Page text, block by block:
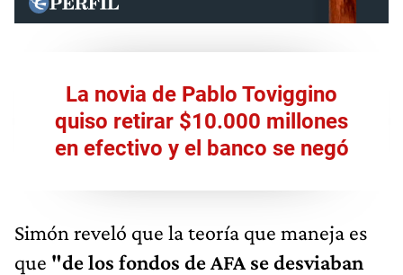
La novia de Pablo Toviggino
quiso retirar $10.000 millones
en efectivo y el banco se negó
Simón reveló que la teoría que maneja es
que "de los fondos de AFA se desviaban